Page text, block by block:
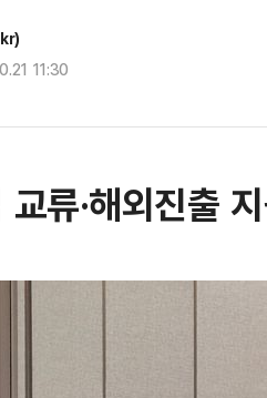
11:30
류·해외진출